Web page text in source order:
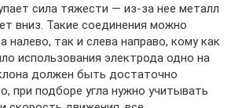
сила тяжести — из-за нее металл
вниз. Такие соединения можно
налево, так и слева направо, кому как
использования электрода одно на
должен быть достаточно
при подборе угла нужно учитывать